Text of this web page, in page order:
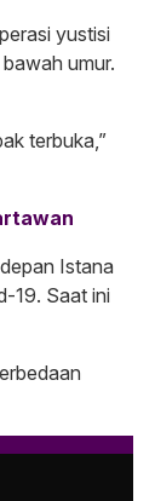
yustisi
umur.
terbuka,”
Istana
19. Saat ini